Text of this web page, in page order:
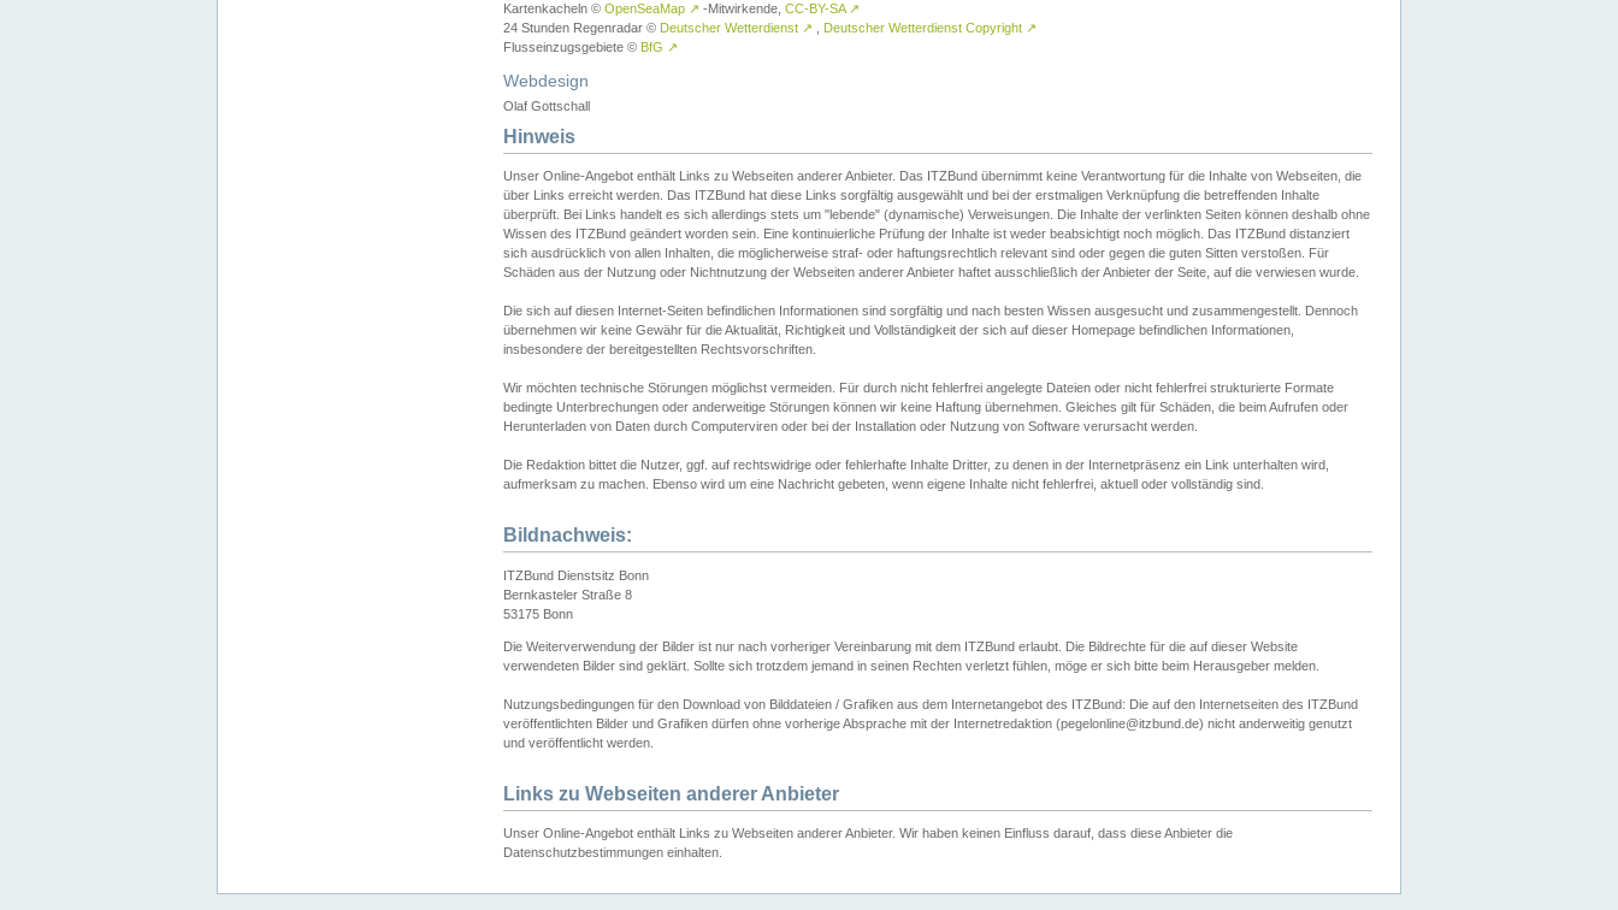
Kartenkacheln © OpenSeaMap ↗ -Mitwirkende, CC-BY-SA ↗
24 Stunden Regenradar © Deutscher Wetterdienst ↗ Deutscher Wetterdienst Copyright ↗
Flusseinzugsgebiete © BfG ↗
Webdesign
Olaf Gottschall
Hinweis
Unser Online-Angebot enthält Links zu Webseiten anderer Anbieter. Das ITZBund übernimmt keine Verantwortung für die Inhalte von Webseiten, die
über Links erreicht werden. Das ITZBund hat diese Links sorgfältig ausgewählt und bei der erstmaligen Verknüpfung die betreffenden Inhalte
überprüft. Bei Links handelt es sich allerdings stets um "lebende" (dynamische) Verweisungen. Die Inhalte der verlinkten Seiten können deshalb ohne
Wissen des ITZBund geändert worden sein. Eine kontinuierliche Prüfung der Inhalte ist weder beabsichtigt noch möglich. Das ITZBund distanziert
sich ausdrücklich von allen Inhalten, die möglicherweise straf- oder haftungsrechtlich relevant sind oder gegen die guten Sitten verstoßen. Für
Schäden aus der Nutzung oder Nichtnutzung der Webseiten anderer Anbieter haftet ausschließlich der Anbieter der Seite, auf die verwiesen wurde.
Die sich auf diesen Internet-Seiten befindlichen Informationen sind sorgfältig und nach besten Wissen ausgesucht und zusammengestellt. Dennoch
übernehmen wir keine Gewähr für die Aktualität, Richtigkeit und Vollständigkeit der sich auf dieser Homepage befindlichen Informationen,
insbesondere der bereitgestellten Rechtsvorschriften.
Wir möchten technische Störungen möglichst vermeiden. Für durch nicht fehlerfrei angelegte Dateien oder nicht fehlerfrei strukturierte Formate
bedingte Unterbrechungen oder anderweitige Störungen können wir keine Haftung übernehmen. Gleiches gilt für Schäden, die beim Aufrufen oder
Herunterladen von Daten durch Computerviren oder bei der Installation oder Nutzung von Software verursacht werden.
Die Redaktion bittet die Nutzer, ggf. auf rechtswidrige oder fehlerhafte Inhalte Dritter, zu denen in der Internetpräsenz ein Link unterhalten wird,
aufmerksam zu machen. Ebenso wird um eine Nachricht gebeten, wenn eigene Inhalte nicht fehlerfrei, aktuell oder vollständig sind.
Bildnachweis:
ITZBund Dienstsitz Bonn
Bernkasteler Straße 8
53175 Bonn
Die Weiterverwendung der Bilder ist nur nach vorheriger Vereinbarung mit dem ITZBund erlaubt. Die Bildrechte für die auf dieser Website
verwendeten Bilder sind geklärt. Sollte sich trotzdem jemand in seinen Rechten verletzt fühlen, möge er sich bitte beim Herausgeber melden.
Nutzungsbedingungen für den Download von Bilddateien / Grafiken aus dem Internetangebot des ITZBund: Die auf den Internetseiten des ITZBund
veröffentlichten Bilder und Grafiken dürfen ohne vorherige Absprache mit der Internetredaktion (pegelonline@itzbund.de) nicht anderweitig genutzt
und veröffentlicht werden.
Links zu Webseiten anderer Anbieter
Unser Online-Angebot enthält Links zu Webseiten anderer Anbieter. Wir haben keinen Einfluss darauf, dass diese Anbieter die
Datenschutzbestimmungen einhalten.